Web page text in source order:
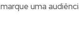
uma